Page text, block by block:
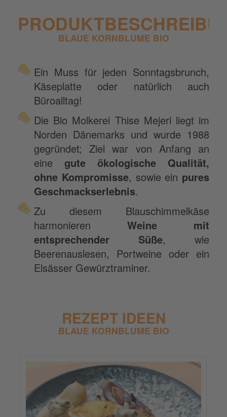
BLAUE KORNBLUME BIO
Ein Muss für jeden Sonntagsbrunch,
Käseplatte oder natürlich auch
Büroalltag!
Die Bio Molkerei Thise Mejeri liegt im
Norden Dänemarks und wurde 1988
gegründet; Ziel war von Anfang an
eine gute ökologische Qualität,
ohne Kompromisse, sowie ein pures
Geschmackserlebnis.
Zu diesem Blauschimmelkäse
harmonieren Weine mit
entsprechender Süße, wie
Beerenauslesen, Portweine oder ein
Elsässer Gewürztraminer.
REZEPT IDEEN
BLAUE KORNBLUME BIO